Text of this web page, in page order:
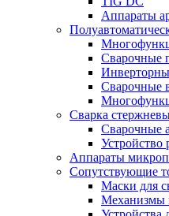
Аппараты
Сварочные
Сварочные
Сварка
Сварочные
Устройство
Аппараты
Сопутствующие
Маски для
Механизмы